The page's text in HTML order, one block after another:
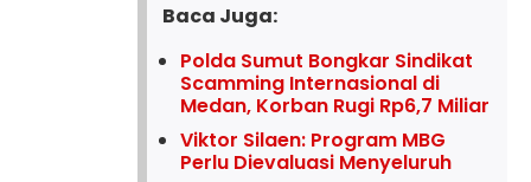
Baca Juga:
Polda Sumut Bongkar Sindikat
Scamming Internasional di
Medan, Korban Rugi Rp6,7 Miliar
Viktor Silaen: Program MBG
Perlu Dievaluasi Menyeluruh